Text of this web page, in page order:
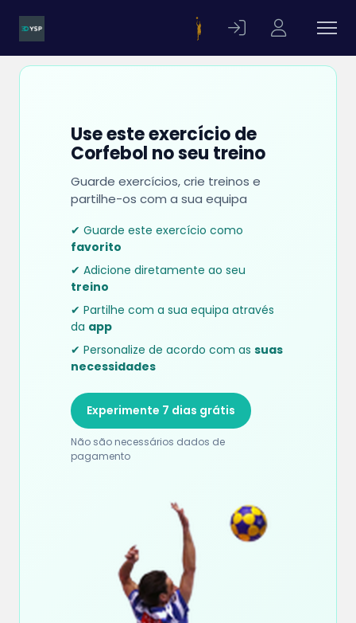
Use este exercício de
Corfebol no seu treino
Guarde exercícios, crie treinos e
partilhe-os com a sua equipa
✔ Guarde este exercício como
favorito
✔ Adicione diretamente ao seu
treino
✔ Partilhe com a sua equipa através
da app
✔ Personalize de acordo com as suas
necessidades
Experimente 7 dias grátis
Não são necessários dados de
pagamento